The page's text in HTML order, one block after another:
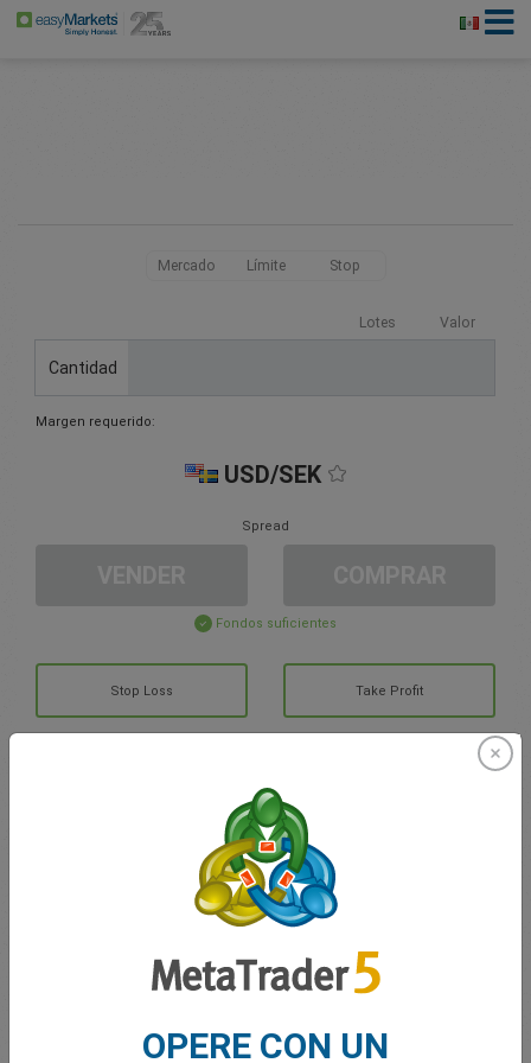
Mercado Límite Stop
Lotes Valor
Cantidad
Margen requerido:
USD/SEK
Spread
Fondos suficientes
Stop Loss Take Profit
Cree una cuenta de trading
OPERE CON UN